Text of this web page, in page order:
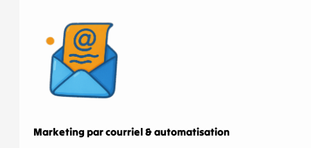
Marketing par courriel & automatisation